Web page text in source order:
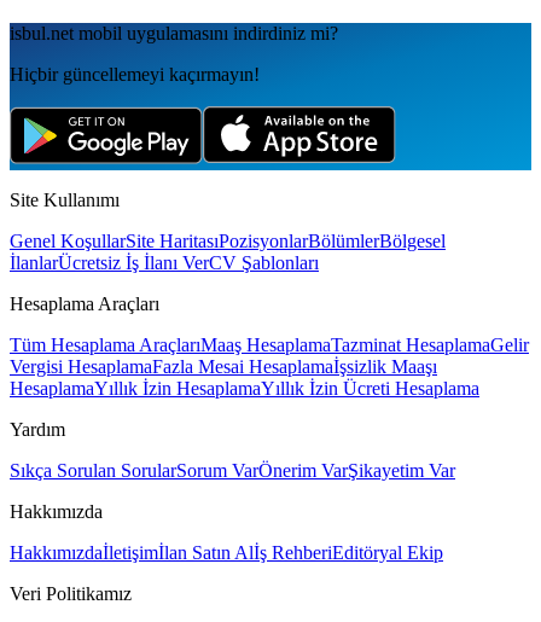
isbul.net mobil uygulamаsını indirdiniz mi?
Hiçbir güncellemeyi kaçırmayın!
Site Kullanımı
Genel KoşullarSite HaritasıPozisyonlarBölümlerBölgesel
İlanlarÜcretsiz İş İlanı VerCV Şablonları
Hesaplama Araçları
Tüm Hesaplama AraçlarıMaaş HesaplamaTazminat HesaplamaGelir
Vergisi HesaplamaFazla Mesai Hesaplamaİşsizlik Maaşı
HesaplamaYıllık İzin HesaplamaYıllık İzin Ücreti Hesaplama
Yardım
Sıkça Sorulan SorularSorum VarÖnerim VarŞikayetim Var
Hakkımızda
Hakkımızdaİletişimİlan Satın Alİş RehberiEditöryal Ekip
Veri Politikamız